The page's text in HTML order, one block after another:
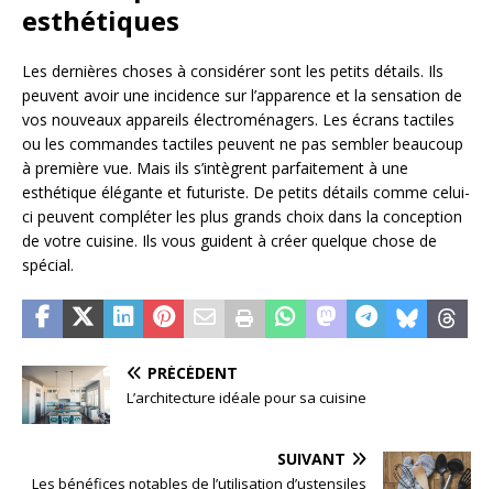
esthétiques
Les dernières choses à considérer sont les petits détails. Ils
peuvent avoir une incidence sur l’apparence et la sensation de
vos nouveaux appareils électroménagers. Les écrans tactiles
ou les commandes tactiles peuvent ne pas sembler beaucoup
à première vue. Mais ils s’intègrent parfaitement à une
esthétique élégante et futuriste. De petits détails comme celui-
ci peuvent compléter les plus grands choix dans la conception
de votre cuisine. Ils vous guident à créer quelque chose de
spécial.
PRÉCÉDENT
L’architecture idéale pour sa cuisine
SUIVANT
Les bénéfices notables de l’utilisation d’ustensiles